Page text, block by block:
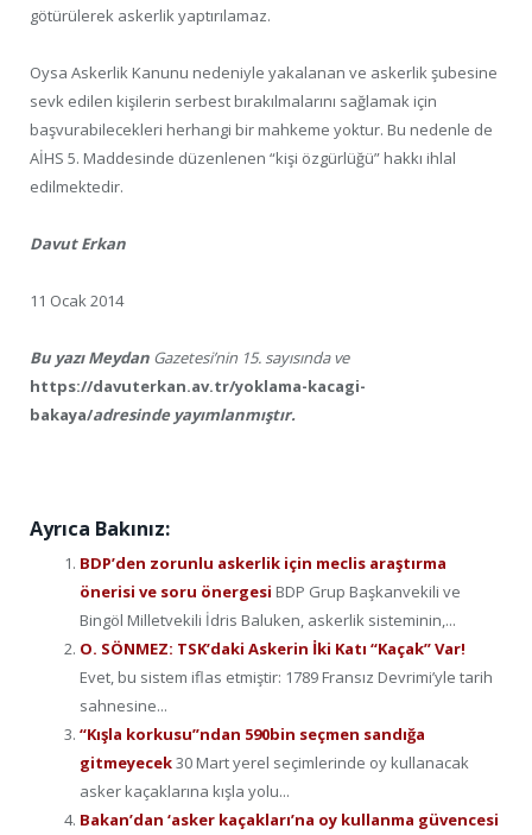
götürülerek askerlik yaptırılamaz.
Oysa Askerlik Kanunu nedeniyle yakalanan ve askerlik şubesine
sevk edilen kişilerin serbest bırakılmalarını sağlamak için
başvurabilecekleri herhangi bir mahkeme yoktur. Bu nedenle de
AİHS 5. Maddesinde düzenlenen “kişi özgürlüğü” hakkı ihlal
edilmektedir.
Davut Erkan
11 Ocak 2014
Bu yazıMeydan Gazetesi’nin 15. sayısında ve
https://davuterkan.av.tr/yoklama-kacagi-
bakaya/adresinde yayımlanmıştır.
Ayrıca Bakınız:
BDP’den zorunlu askerlik için meclis araştırma
önerisi ve soru önergesi BDP Grup Başkanvekili ve
Bingöl Milletvekili İdris Baluken, askerlik sisteminin,...
O. SÖNMEZ: TSK’daki Askerin İki Katı “Kaçak” Var!
Evet, bu sistem iflas etmiştir: 1789 Fransız Devrimi’yle tarih
sahnesine...
“Kışla korkusu”ndan 590bin seçmen sandığa
gitmeyecek30 Mart yerel seçimlerinde oy kullanacak
asker kaçaklarına kışla yolu...
Bakan’dan ‘asker kaçakları’na oy kullanma güvencesi